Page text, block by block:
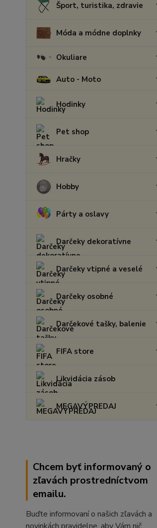
Šport, turistika, zdravie
Móda a módne doplnky
Okuliare
Auto - Moto
Hodinky
Pet shop
Hračky
Hobby
Párty a oslavy
Darčeky dekoratívne
Darčeky vtipné a veselé
Darčeky osobné
Darčekové tašky, balenie
FIFA store
Likvidácia zásob
MEGAVÝPREDAJ
Chcem byť informovaný o
zľavách prostredníctvom
emailu.
Buďte informovaní o našich zľavách a